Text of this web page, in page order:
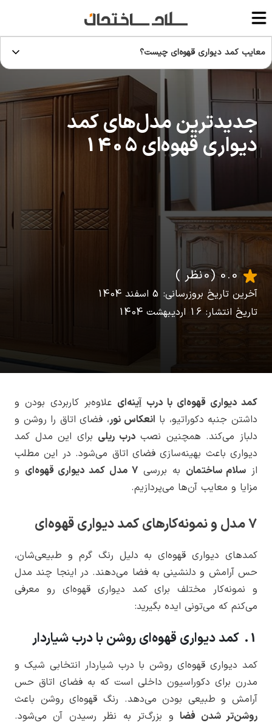
معایب کمد دیواری قهوه‌ای چیست؟
جدیدترین مدل‌های کمد
دیواری قهوه‌ای 1405
آخرین تاریخ بروزرسانی: 5 اسفند 1404
تاریخ انتشار: 16 اردیبهشت 1404
0.0 (0 نظر )
کمد دیواری قهوه‌ای با درب آِینه‌ای علاوه‌بر کاربردی بودن و
داشتن جنبه دکوراتیو، با انعکاس نور، فضای اتاق را روشن و
دلباز می‌کند. همچنین نصبدرب ریلی برای این مدل کمد
دیواری باعث بهینه‌سازی فضای اتاق می‌شود. در این مطلب
از سلام ساختمان به بررسی 7 مدل کمد دیواری قهوه‌ای
و
مزایا و معایب آن‌ها می‌پردازیم.
7 مدل و نمونه‌کارهای کمد دیواری قهوه‌ای
کمدهای دیواری قهوه‌ای به دلیل رنگ گرم و طبیعی‌شان،
حس آرامش و دلنشینی به فضا می‌دهند. در اینجا چند مدل
و نمونه‌کار مختلف برای کمد دیواری قهوه‌ای رو معرفی
می‌کنم که می‌تونی ایده بگیرید:
1. کمد دیواری قهوه‌ای روشن با درب شیاردار
کمد دیواری قهوه‌ای روشن با درب شیاردار انتخابی شیک و
مدرن برای دکوراسیون داخلی است که به فضای اتاق حس
آرامش و طبیعی بودن می‌دهد. رنگ قهوه‌ای روشن باعث
روشن‌تر شدن فضاو بزرگ‌تر به نظر رسیدن آن می‌شود.